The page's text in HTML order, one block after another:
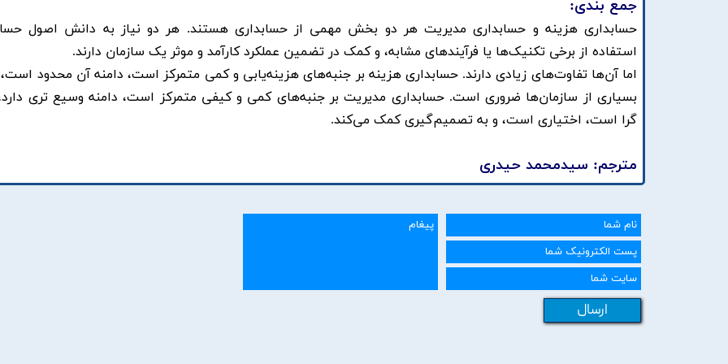
جمع بندی:
حسابداری هزینه و حسابداری مدیریت هر دو بخش مهمی از حسابداری هستند. هر دو نیاز به دانش اصول
استفاده از برخی تکنیک‌ها یا فرآیندهای مشابه، و کمک در تضمین عملکرد کارآمد و موثر یک سازمان دارند. ​
اما آن‌ها تفاوت‌های زیادی دارند. حسابداری هزینه بر جنبه‌های هزینه‌یابی و کمی متمرکز است، دامنه آن محدود است،
بسیاری از سازمان‌ها ضروری است. حسابداری مدیریت بر جنبه‌های کمی و کیفی متمرکز است، دامنه وسیع تری
گرا است، اختیاری است، و به تصمیم‌گیری کمک می‌کند. ​
مترجم: سیدمحمد حیدری
ارسال